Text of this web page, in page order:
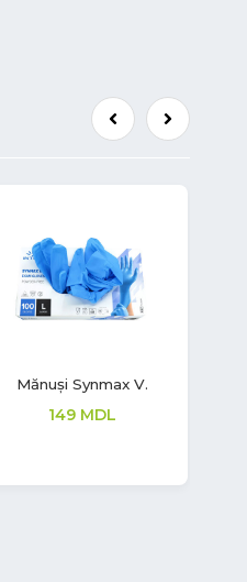
Mănuși latex Soft Touch
208MDL